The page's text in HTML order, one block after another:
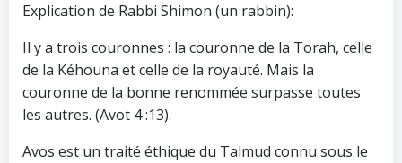
Explication de Rabbi Shimon (un rabbin):
Il y a trois couronnes : la couronne de la Torah, celle
de la Kéhouna et celle de la royauté. Mais la
couronne de la bonne renommée surpasse toutes
les autres. (Avot 4 :13).
Avos est un traité éthique du Talmud connu sous le